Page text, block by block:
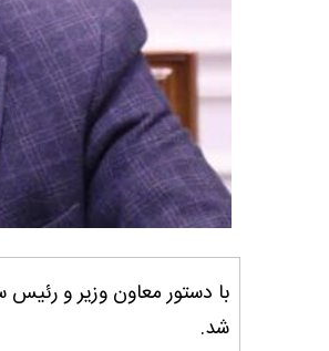
با دستور معاون وزیر و رئیس
شد.